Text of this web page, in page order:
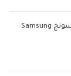
أفضل إعدادات الحساسية فري فاير سامسونج Samsung